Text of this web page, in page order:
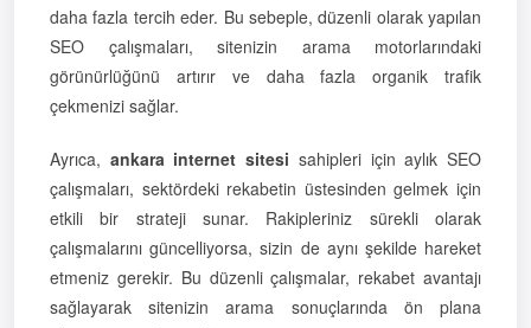
daha fazla tercih eder. Bu sebeple, düzenli olarak yapılan
SEO çalışmaları, sitenizin arama motorlarındaki
görünürlüğünü artırır ve daha fazla organik trafik
çekmenizi sağlar.
Ayrıca, ankara internet sitesi sahipleri için aylık SEO
çalışmaları, sektördeki rekabetin üstesinden gelmek için
etkili bir strateji sunar. Rakipleriniz sürekli olarak
çalışmalarını güncelliyorsa, sizin de aynı şekilde hareket
etmeniz gerekir. Bu düzenli çalışmalar, rekabet avantajı
sağlayarak sitenizin arama sonuçlarında ön plana